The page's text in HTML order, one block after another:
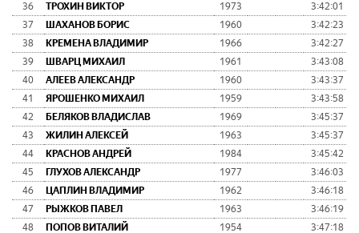
36
ТРОХИН ВИКТОР 1973 3:42:01
37
ШАХАНОВ БОРИС 1960 3:42:23
38
КРЕМЕНА ВЛАДИМИР 1966 3:42:27
39
ШВАРЦ МИХАИЛ 1961 3:43:08
40
АЛЕЕВ АЛЕКСАНДР 1960 3:43:37
41
ЯРОШЕНКО МИХАИЛ 1959 3:43:58
42
БЕЛЯКОВ ВЛАДИСЛАВ 1969 3:45:37
43
ЖИЛИН АЛЕКСЕЙ 1963 3:45:37
44
КРАСНОВ АНДРЕЙ 1984 3:45:42
45
ГЛУХОВ АЛЕКСАНДР 1977 3:46:03
46
ЦАПЛИН ВЛАДИМИР 1962 3:46:18
47
РЫЖКОВ ПАВЕЛ 1963 3:46:19
48
ПОПОВ ВИТАЛИЙ 1954 3:47:18